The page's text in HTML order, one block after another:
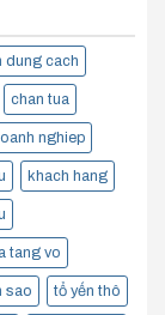
dung cach
chan tua
nghiep
khach hang
tang vo
sao tổ yến thô